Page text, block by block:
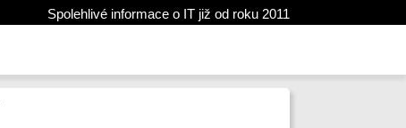
Spolehlivé informace o IT již od roku 2011